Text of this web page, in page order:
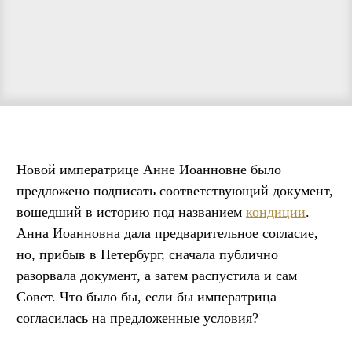
Новой императрице Анне Иоанновне было
предложено подписать соответствующий документ,
вошедший в историю под названием кондиции.
Анна Иоанновна дала предварительное согласие,
но, прибыв в Петербург, сначала публично
разорвала документ, а затем распустила и сам
Совет. Что было бы, если бы императрица
согласилась на предложенные условия?